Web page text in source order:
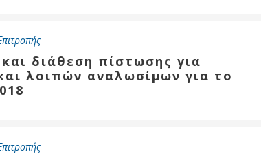
διάθεση πίστωσης για
λοιπών αναλωσίμων για το